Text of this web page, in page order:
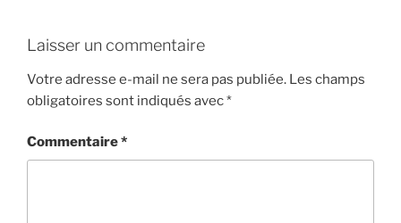
Laisser un commentaire
Votre adresse e-mail ne sera pas publiée. Les champs
obligatoires sont indiqués avec*
Commentaire*